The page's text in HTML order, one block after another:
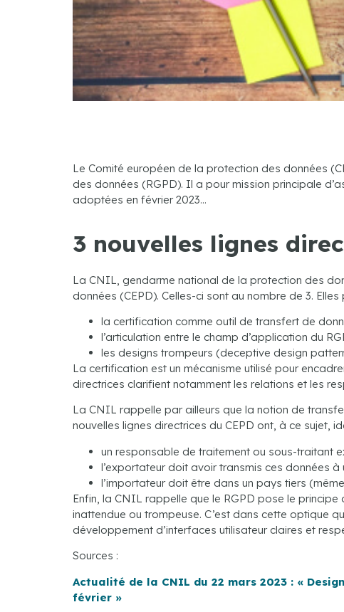
Le Comité européen de la protection des données
des données (RGPD). Il a pour mission principale
adoptées en février 2023…
3 nouvelles lignes
La CNIL, gendarme national de la protection des
données (CEPD). Celles-ci sont au nombre de 3. Elles
la certification comme outil de transfert de
l’articulation entre le champ d’application du
les designs trompeurs (deceptive design
La certification est un mécanisme utilisé pour
directrices clarifient notamment les relations et les
La CNIL rappelle par ailleurs que la notion de
nouvelles lignes directrices du CEPD ont, à ce sujet,
un responsable de traitement ou sous-traitant
l’exportateur doit avoir transmis ces données
l’importateur doit être dans un pays tiers
Enfin, la CNIL rappelle que le RGPD pose le
inattendue ou trompeuse. C’est dans cette optique
développement d’interfaces utilisateur claires et
Sources :
Actualité de la CNIL du 22 mars 2023 : «
février »